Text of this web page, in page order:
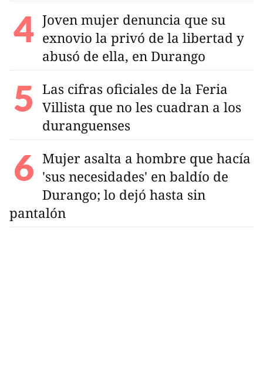
Joven mujer denuncia que su
exnovio la privó de la libertad y
abusó de ella, en Durango
Las cifras oficiales de la Feria
Villista que no les cuadran a los
duranguenses
Mujer asalta a hombre que hacía
'sus necesidades' en baldío de
Durango; lo dejó hasta sin
pantalón